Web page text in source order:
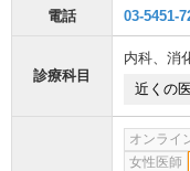
電話 03-5451-
診療科目
内科、 消
近くの
オンライ
女性医師